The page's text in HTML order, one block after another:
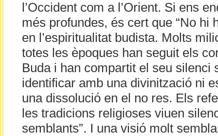
l’Occident com a l’Orient. Si ens
més profundes, és cert que “No hi
en l’espiritualitat budista. Molts
totes les èpoques han seguit els
Buda i han compartit el seu silenci
identificar amb una divinització ni
una dissolució en el no res. Els
les tradicions religioses viuen
semblants”. I una visió molt